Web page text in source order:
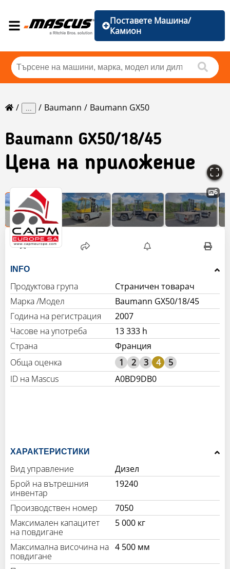
Поставете Машина/
Камион
... Baumann Baumann GX50
Baumann GX50/18/45
Цена на приложение
6
INFO
Продуктова група
Страничен товарач
Марка /Модел
Baumann GX50/18/45
Година на регистрация
2007
Часове на употреба
13 333 h
Страна
Франция
Обща оценка
1 2 3 4
5
A0BD9DB0
ХАРАКТЕРИСТИКИ
Вид управление
Дизел
Брой на вътрешния
инвентар
19240
Производствен номер
7050
Максимален капацитет
на повдигане
5 000 кг
Максимална височина на
повдигане
4 500 мм